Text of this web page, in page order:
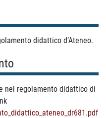
didattico d’Ateneo.
nel regolamento didattico di